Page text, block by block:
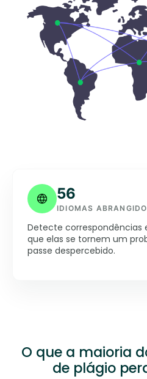
56
IDIOMAS
Detecte correspondências
que elas se tornem um
passe despercebido.
O que a maioria
de plágio